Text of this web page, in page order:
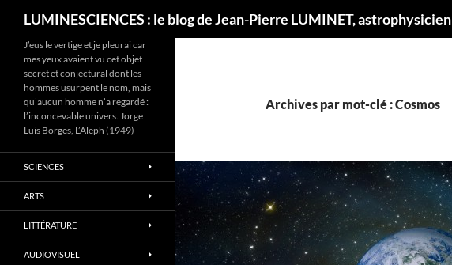
LUMINESCIENCES : le blog de Jean-Pierre LUMINET, astrophysicien
Archives par mot-clé : Cosmos
J’eus le vertige et je pleurai car
mes yeux avaient vu cet objet
secret et conjectural dont les
hommes usurpent le nom, mais
qu’aucun homme n’a regardé :
l’inconcevable univers. Jorge
Luis Borges, L’Aleph (1949)
SCIENCES
ARTS
LITTÉRATURE
AUDIOVISUEL